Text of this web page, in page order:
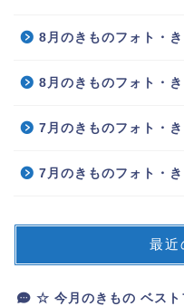
8月のきものフォト・
8月のきものフォト・
7月のきものフォト・
7月のきものフォト・
最近
☆ 今月のきもの ベスト